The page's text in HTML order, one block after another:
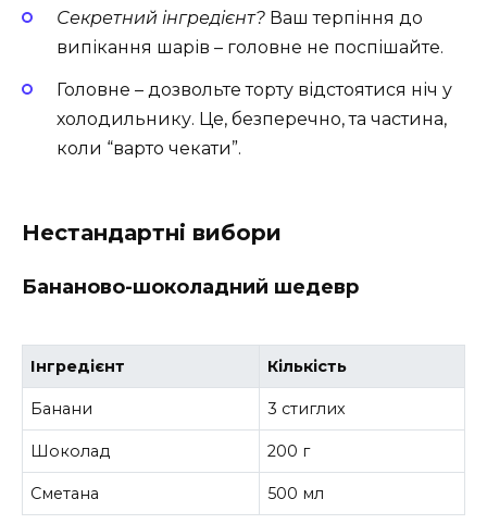
Секретний інгредієнт? Ваш терпіння до
випікання шарів – головне не поспішайте.
Головне – дозвольте торту відстоятися ніч у
холодильнику. Це, безперечно, та частина,
коли “варто чекати”.
Нестандартні вибори
Бананово-шоколадний шедевр
Інгредієнт Кількість
Банани 3 стиглих
Шоколад 200 г
Сметана 500 мл